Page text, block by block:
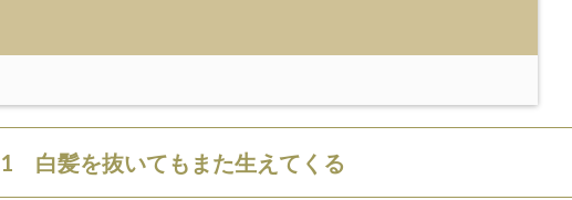
1 白髪を抜いてもまた生えてくる